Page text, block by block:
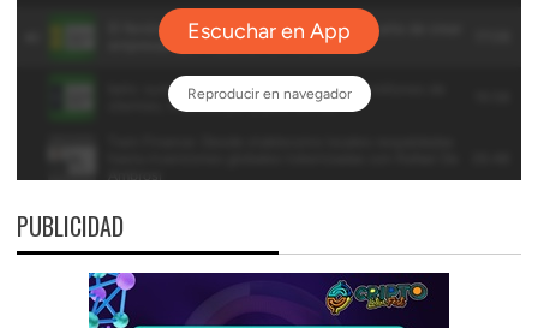
PUBLICIDAD